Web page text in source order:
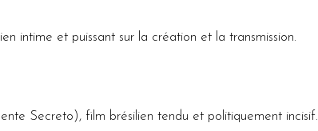
intime et puissant sur la création et la transmission.
Secreto), film brésilien tendu et politiquement incisif.